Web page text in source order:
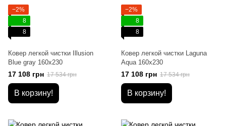
−2%
8
8
Ковер легкой чистки Illusion
Blue gray 160x230
17 108 грн 17 534 грн
В корзину!
−2%
8
8
Ковер легкой чистки Laguna
Aqua 160x230
17 108 грн 17 534 грн
В корзину!